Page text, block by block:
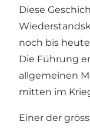
Diese
noch bis
Die Führung
allgemeinen
mitten im
Einer der